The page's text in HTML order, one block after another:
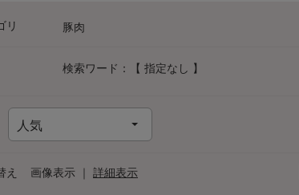
リ 豚肉
検索ワード：【 指定なし 】
え 画像表示 ｜ 詳細表示